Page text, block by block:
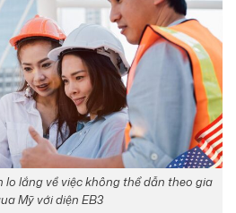
lắng về việc không thể dẫn theo gia
Mỹ với diện EB3